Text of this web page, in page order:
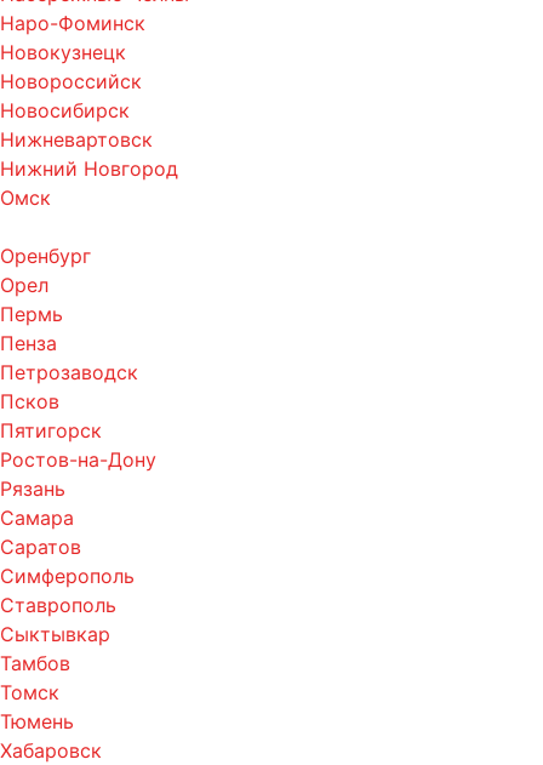
Наро-Фоминск
Новокузнецк
Новороссийск
Новосибирск
Нижневартовск
Нижний Новгород
Омск
Оренбург
Орел
Пермь
Пенза
Петрозаводск
Псков
Пятигорск
Ростов-на-Дону
Рязань
Самара
Саратов
Симферополь
Ставрополь
Сыктывкар
Тамбов
Томск
Тюмень
Хабаровск